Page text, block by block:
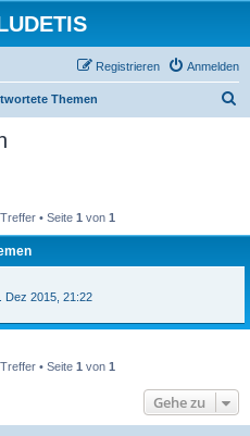
Anmelden
Registrieren
Themen
• Seite 1 von 1
Dez 2015, 21:22
• Seite 1 von 1
Gehe zu